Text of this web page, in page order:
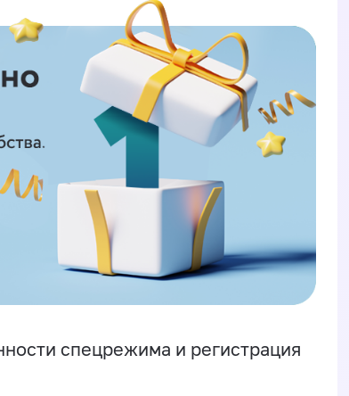
спецрежима и регистрация